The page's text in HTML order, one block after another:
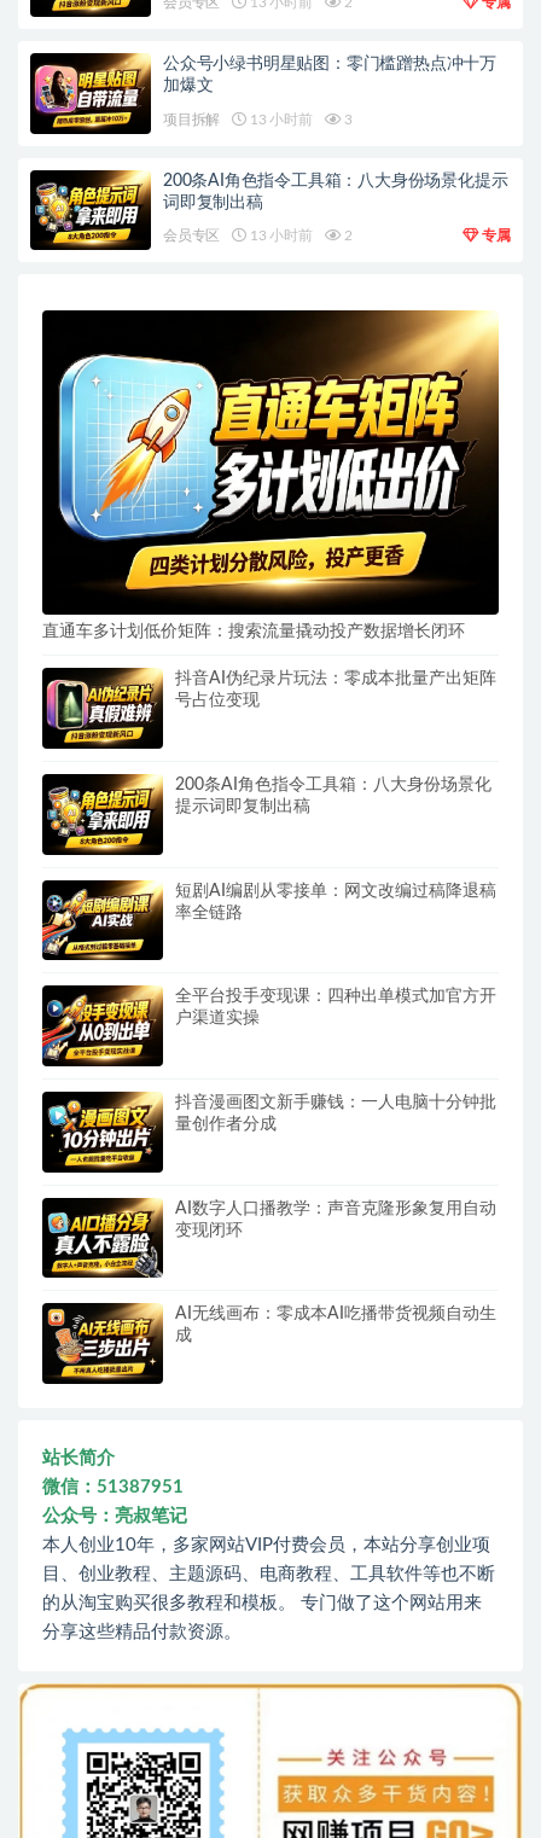
公众号小绿书明星贴图：零门槛蹭热点冲十万
加爆文
项目拆解 13 小时前 3
200条AI角色指令工具箱：八大身份场景化提示
词即复制出稿
会员专区 13 小时前 2 专属
直通车多计划低价矩阵：搜索流量撬动投产数据增长闭环
抖音AI伪纪录片玩法：零成本批量产出矩阵
号占位变现
200条AI角色指令工具箱：八大身份场景化
提示词即复制出稿
短剧AI编剧从零接单：网文改编过稿降退稿
率全链路
全平台投手变现课：四种出单模式加官方开
户渠道实操
抖音漫画图文新手赚钱：一人电脑十分钟批
量创作者分成
AI数字人口播教学：声音克隆形象复用自动
变现闭环
AI无线画布：零成本AI吃播带货视频自动生
成
站长简介
微信：51387951
公众号：亮叔笔记
本人创业10年，多家网站VIP付费会员，本站分享创业项
目、创业教程、主题源码、电商教程、工具软件等也不断
的从淘宝购买很多教程和模板。 专门做了这个网站用来
分享这些精品付款资源。